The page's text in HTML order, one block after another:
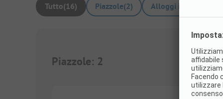
Tutto(16) Piazzole(2) Alloggi in affitto
Piazzole: 2 1/4